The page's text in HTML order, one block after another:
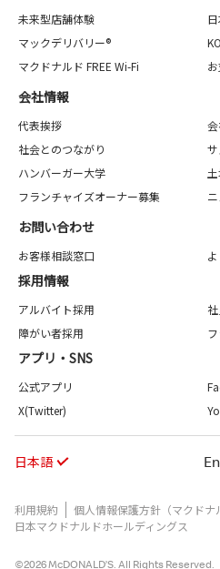
未来型店舗体験
マックデリバリー®
マクドナルド FREE Wi-Fi
会社情報
代表挨拶
社会とのつながり
ハンバーガー大学
フランチャイズオーナー募集
お問い合わせ
お客様相談窓口
採用情報
アルバイト採用
障がい者採用
アプリ・SNS
公式アプリ
X(Twitter)
日本語
利用規約 個人情報保護方針（マクドナ
日本マクドナルドホールディングス
©2026 McDONALD’S. All Rights Reserved.